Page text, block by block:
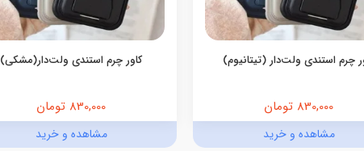
چرم استندی ولت‌دار (تیتانیوم)
830,000 تومان
مشاهده و خرید
کاور چرم استندی ولت‌دار(مشکی)
830,000 تومان
مشاهده و خرید